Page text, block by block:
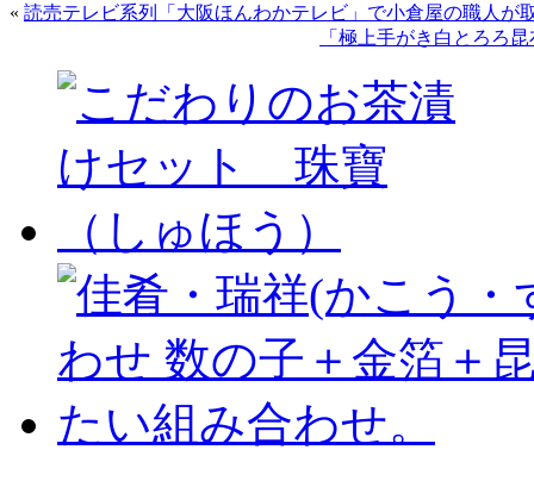
« 読売テレビ系列「大阪ほんわかテレビ」で小倉屋の職人が
「極上手がき白とろろ